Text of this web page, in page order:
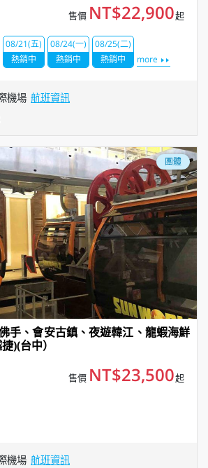
售價 NT$22,900起
08/21(五)
熱銷中
08/24(一)
熱銷中
08/25(二)
熱銷中
more
機場 航班資訊
團體
手、會安古鎮、夜遊韓江、龍蝦海鮮
)(台中）
售價 NT$23,500起
機場 航班資訊